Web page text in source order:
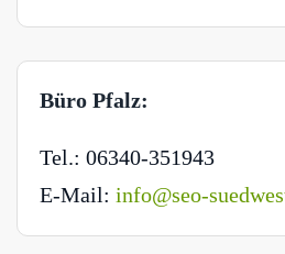
Büro Pfalz:
Tel.: 06340-351943
E-Mail: info@seo-